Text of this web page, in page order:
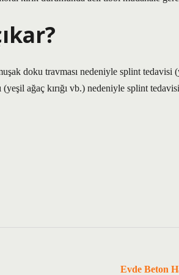
doku travması nedeniyle splint tedavisi
ağaç kırığı vb.) nedeniyle splint
Evde Beton